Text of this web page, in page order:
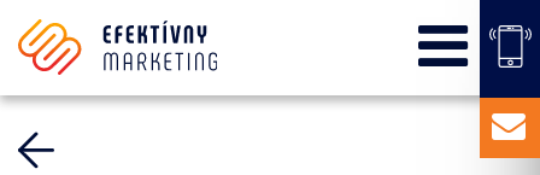
PPC kampane
Správa sociálnych sietí